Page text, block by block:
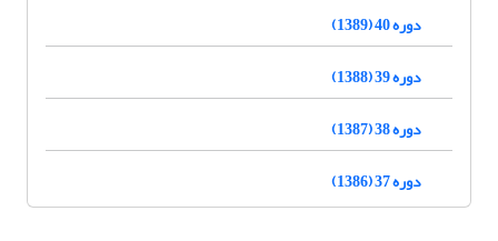
دوره 40 (1389)
دوره 39 (1388)
دوره 38 (1387)
دوره 37 (1386)